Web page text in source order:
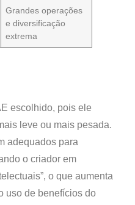
Grandes operações
e diversificação
extrema
escolhido, pois ele
leve ou mais pesada.
adequados para
o criador em
o que aumenta
uso de benefícios do